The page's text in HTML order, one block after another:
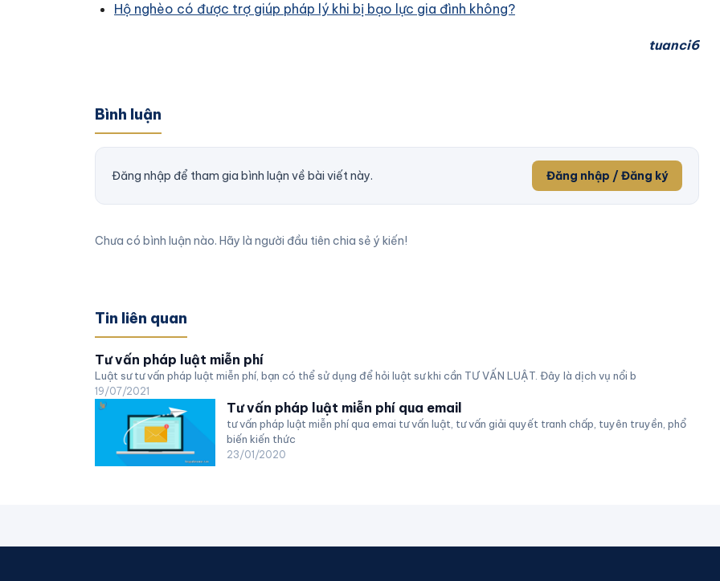
Hộ nghèo có được trợ giúp pháp lý khi bị bạo lực gia đình không?
tuanci6
Bình luận
Đăng nhập để tham gia bình luận về bài viết này. Đăng nhập / Đăng ký
Chưa có bình luận nào. Hãy là người đầu tiên chia sẻ ý kiến!
Tin liên quan
Tư vấn pháp luật miễn phí
Luật sư tư vấn pháp luật miễn phí, bạn có thể sử dụng để hỏi luật sư khi cần TƯ VẤN LUẬT. Đây là dịch vụ nổi b
19/07/2021
Tư vấn pháp luật miễn phí qua email
tư vấn pháp luật miễn phí qua emai tư vấn luật, tư vấn giải quyết tranh chấp, tuyên truyền, phổ
biến kiến thức
23/01/2020